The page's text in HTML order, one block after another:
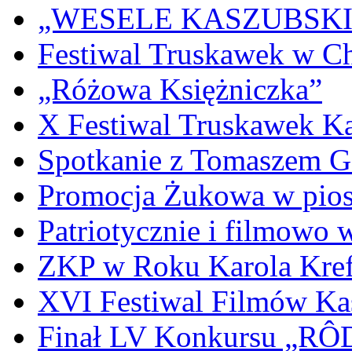
„WESELE
Festiwal Truskawek w
„Różowa Księżniczka”
X Festiwal Truskawek
Spotkanie z Tomaszem
Promocja Żukowa w
Patriotycznie i filmowo
ZKP w Roku Karola
XVI Festiwal Filmów
Finał LV Konkursu